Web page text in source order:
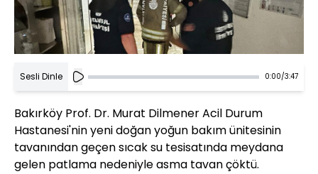
Sesli Dinle 0:00/3:47
Bakırköy Prof. Dr. Murat Dilmener Acil Durum
Hastanesi'nin yeni doğan yoğun bakım ünitesinin
tavanından geçen sıcak su tesisatında meydana
gelen patlama nedeniyle asma tavan çöktü.